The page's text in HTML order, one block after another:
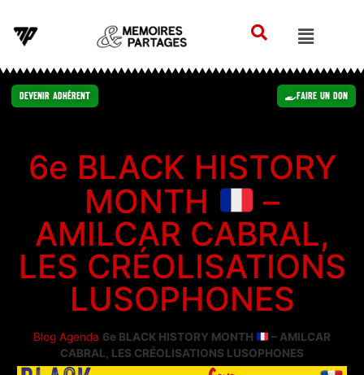
Devenir Adhérent Faire un Don
6e BLACK HISTORY
MONTH
–
AMILCAR CABRAL,
LES CRÉOLISATIONS
LUSOPHONES
Blog Agenda 6e BLACK HISTORY MONTH
– AMILCAR
CABRAL, LES CRÉOLISATIONS LUSOPHONES